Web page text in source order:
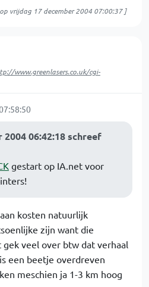
vrijdag 17 december 2004 07:00:37]
www.greenlasers.co.uk/cgi-
2004 06:42:18 schreef
gestart op IA.net voor
kosten natuurlijk
zijn want die
veel over btw dat verhaal
een beetje overdreven
meschien ja 1-3 km hoog